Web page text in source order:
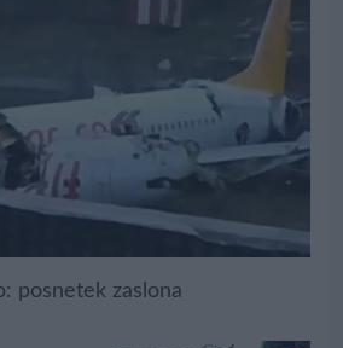
posnetek zaslona